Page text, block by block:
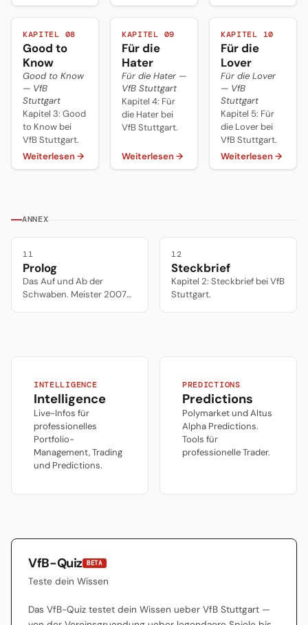
KAPITEL 08
Good to
Know
Good to Know
— VfB
Stuttgart
Kapitel 3: Good
to Know bei
VfB Stuttgart.
Weiterlesen→
KAPITEL 09
Für die
Hater
Für die Hater —
VfB Stuttgart
Kapitel 4: Für
die Hater bei
VfB Stuttgart.
Weiterlesen→
KAPITEL 10
Für die
Lover
Für die Lover
— VfB
Stuttgart
Kapitel 5: Für
die Lover bei
VfB Stuttgart.
Weiterlesen→
ANNEX
11
Prolog
Das Auf und Ab der
Schwaben. Meister 2007
Achterbahn der
Gomez, Hleb — der VfB hat
Stars produziert wie kaum
ein anderer. Aber die
Schwaben können auch
anders: Machtkämpfe,
Investoren...
12
Steckbrief
Kapitel 2: Steckbrief bei VfB
Stuttgart.
INTELLIGENCE
Intelligence
Live-Infos für
professionelles
Portfolio-
Management, Trading
und Predictions.
PREDICTIONS
Predictions
Polymarket und Altus
Alpha Predictions.
Tools für
professionelle Trader.
VfB-Quiz BETA
Teste dein Wissen
Das VfB-Quiz testet dein Wissen ueber VfB Stuttgart —